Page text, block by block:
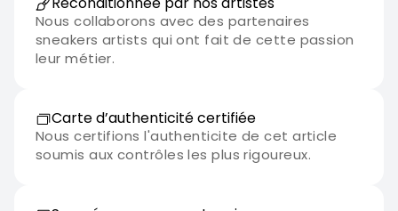
Nous collaborons avec des partenaires
sneakers artists qui ont fait de cette passion
leur métier.
Carte d’authenticité certifiée
Nous certifions l'authenticite de cet article
soumis aux contrôles les plus rigoureux.